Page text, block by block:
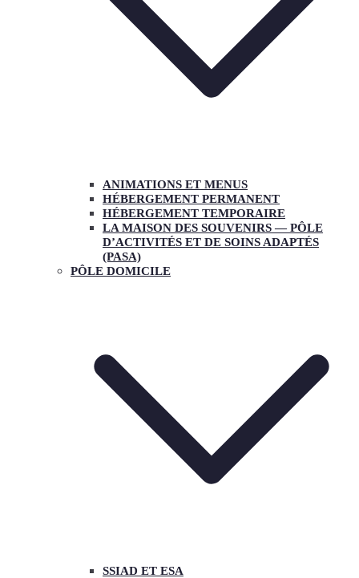
ANIMATIONS ET MENUS
HÉBERGEMENT PERMANENT
HÉBERGEMENT TEMPORAIRE
LA MAISON DES SOUVENIRS — PÔLE
D’ACTIVITÉS ET DE SOINS ADAPTÉS
(PASA)
PÔLE DOMICILE
SSIAD ET ESA